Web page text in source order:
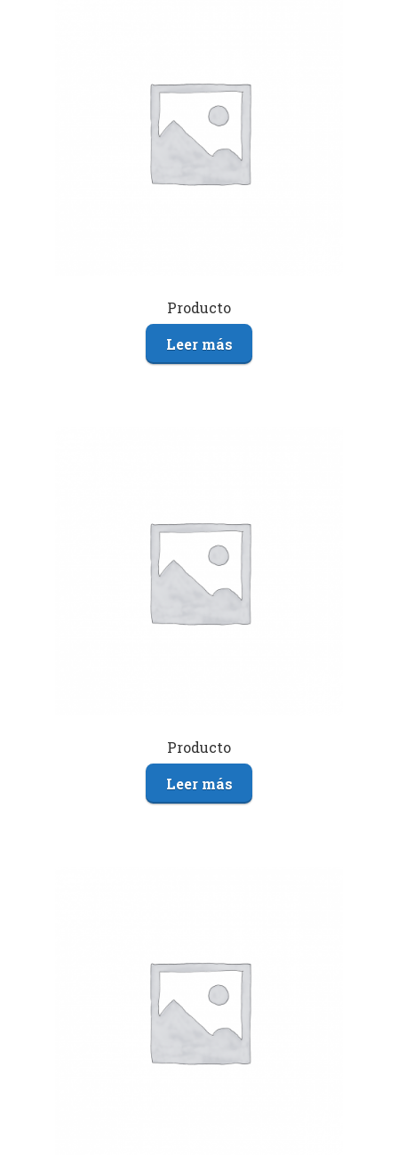
Producto
Leer más
Producto
Leer más